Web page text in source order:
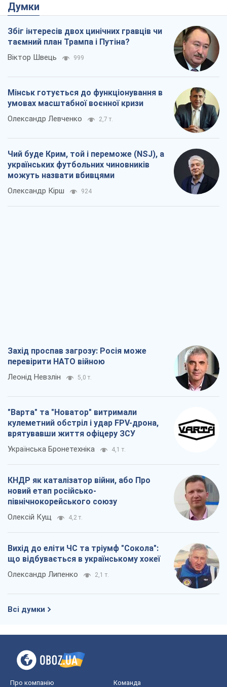
Думки
Збіг інтересів двох цинічних гравців чи
таємний план Трампа і Путіна?
Віктор Швець 999
Мінськ готується до функціонування в
умовах масштабної воєнної кризи
Олександр Левченко 2,7 т.
Чий буде Крим, той і переможе (NSJ), а
українських футбольних чиновників
можуть назвати вбивцями
Олександр Кірш 924
Захід проспав загрозу: Росія може
перевірити НАТО війною
Леонід Невзлін 5,0 т.
"Варта" та "Новатор" витримали
кулеметний обстріл і удар FPV-дрона,
врятувавши життя офіцеру ЗСУ
Українська Бронетехніка 4,1 т.
КНДР як каталізатор війни, або Про
новий етап російсько-
північнокорейського союзу
Олексій Кущ 4,2 т.
Вихід до еліти ЧС та тріумф "Сокола":
що відбувається в українському хокеї
Олександр Липенко 2,1 т.
Всі думки
Про компанію Команда